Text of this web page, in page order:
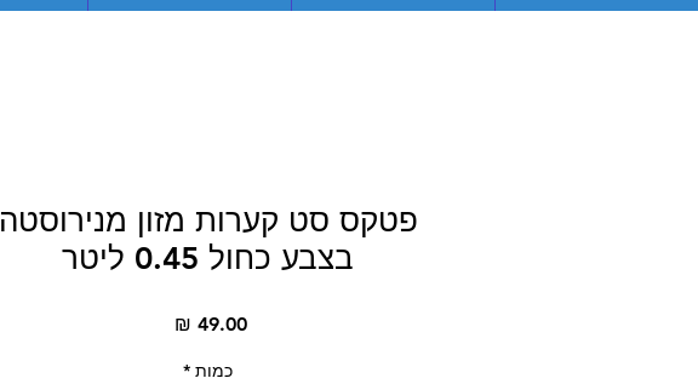
פטקס סט קערות מזון מנירוסטה
בצבע כחול 0.45 ליטר
כמות *